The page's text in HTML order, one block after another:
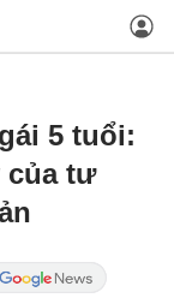
5 tuổi:
của tư